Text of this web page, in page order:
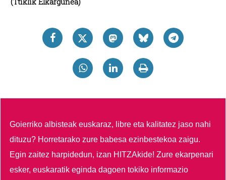
Goierriko albisteak euskaraz, libre eta kalitatez jaso nahi
dituzu? Horretarako zure babesa ezinbestekoa zaigu.
Egin zaitez harpidedun, izan HITZAkide!Zure ekarpenari
esker, euskaratik eginda dagoen tokiko informazio